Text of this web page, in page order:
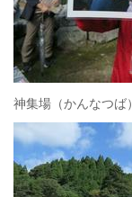
神集場（かんなつば）